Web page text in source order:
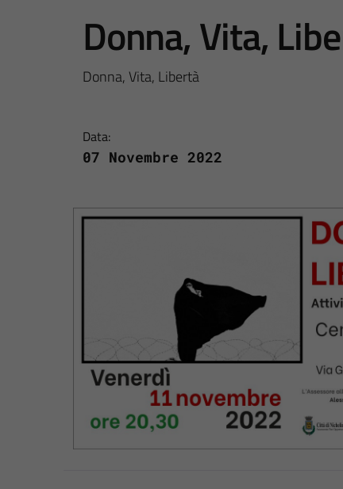
Donna, Vita,
Donna, Vita, Libertà
Data:
07 Novembre 2022